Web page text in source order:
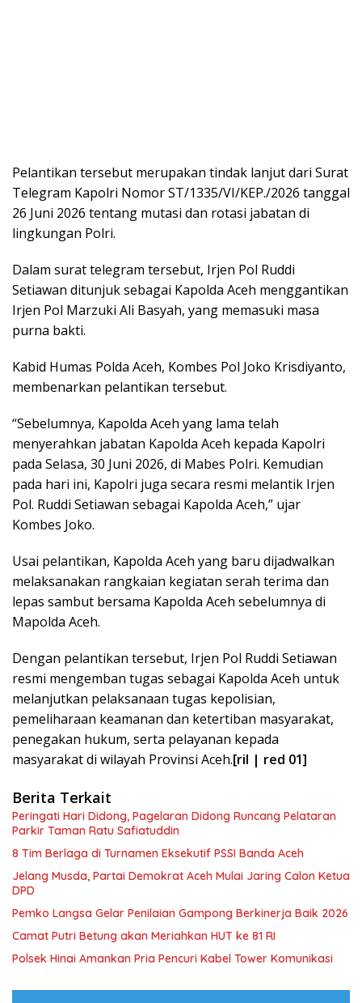
Pelantikan tersebut merupakan tindak lanjut dari Surat
Telegram Kapolri Nomor ST/1335/VI/KEP./2026 tanggal
26 Juni 2026 tentang mutasi dan rotasi jabatan di
lingkungan Polri.
Dalam surat telegram tersebut, Irjen Pol Ruddi
Setiawan ditunjuk sebagai Kapolda Aceh menggantikan
Irjen Pol Marzuki Ali Basyah, yang memasuki masa
purna bakti.
Kabid Humas Polda Aceh, Kombes Pol Joko Krisdiyanto,
membenarkan pelantikan tersebut.
“Sebelumnya, Kapolda Aceh yang lama telah
menyerahkan jabatan Kapolda Aceh kepada Kapolri
pada Selasa, 30 Juni 2026, di Mabes Polri. Kemudian
pada hari ini, Kapolri juga secara resmi melantik Irjen
Pol. Ruddi Setiawan sebagai Kapolda Aceh,” ujar
Kombes Joko.
Usai pelantikan, Kapolda Aceh yang baru dijadwalkan
melaksanakan rangkaian kegiatan serah terima dan
lepas sambut bersama Kapolda Aceh sebelumnya di
Mapolda Aceh.
Dengan pelantikan tersebut, Irjen Pol Ruddi Setiawan
resmi mengemban tugas sebagai Kapolda Aceh untuk
melanjutkan pelaksanaan tugas kepolisian,
pemeliharaan keamanan dan ketertiban masyarakat,
penegakan hukum, serta pelayanan kepada
masyarakat di wilayah Provinsi Aceh.[ril | red 01]
Berita Terkait
Peringati Hari Didong, Pagelaran Didong Runcang Pelataran
Parkir Taman Ratu Safiatuddin
8 Tim Berlaga di Turnamen Eksekutif PSSI Banda Aceh
Jelang Musda, Partai Demokrat Aceh Mulai Jaring Calon Ketua
DPD
Pemko Langsa Gelar Penilaian Gampong Berkinerja Baik 2026
Camat Putri Betung akan Meriahkan HUT ke 81 RI
Polsek Hinai Amankan Pria Pencuri Kabel Tower Komunikasi